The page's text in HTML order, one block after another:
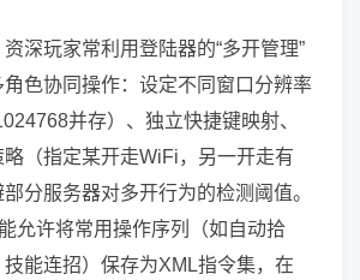
深玩家常利用登陆器的“多开管理”
色协同操作：设定不同窗口分辨率
并存）、独立快捷键映射、
（指定某开走WiFi，另一开走有
分服务器对多开行为的检测阈值。
允许将常用操作序列（如自动拾
能连招）保存为XML指令集，在